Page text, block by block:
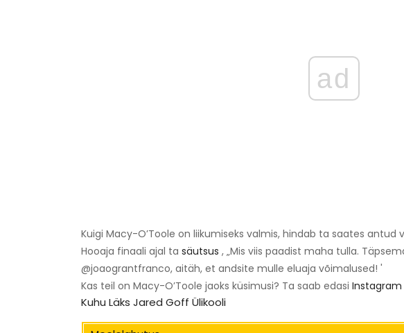
ad
Kuigi Macy-O’Toole on liikumiseks valmis, hindab ta saates
Hooaja finaali ajal ta säutsus , „Mis viis paadist maha tulla.
@joaograntfranco, aitäh, et andsite mulle eluaja võimalused! '
Kas teil on Macy-O’Toole jaoks küsimusi? Ta saab edasi Instagram
Kuhu Läks Jared Goff Ülikooli